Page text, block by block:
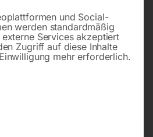
(Österreich):
gelten für Österreich.
und Social-
werden standardmäßig
Services akzeptiert
Zugriff auf diese Inhalte
mehr erforderlich.